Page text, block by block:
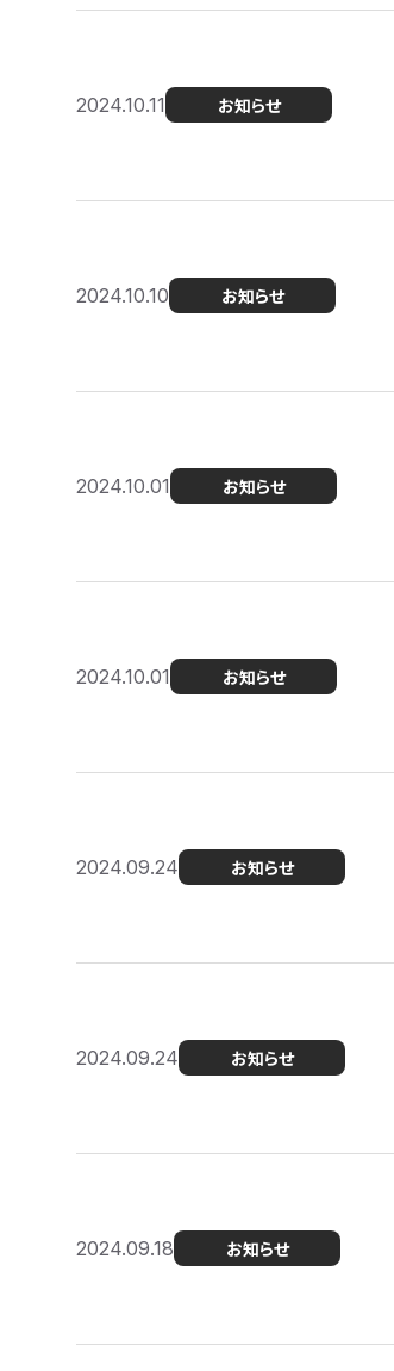
2024.10.11 お知らせ
2024.10.10 お知らせ
2024.10.01 お知らせ
2024.10.01 お知らせ
2024.09.24 お知らせ
2024.09.24 お知らせ
2024.09.18 お知らせ